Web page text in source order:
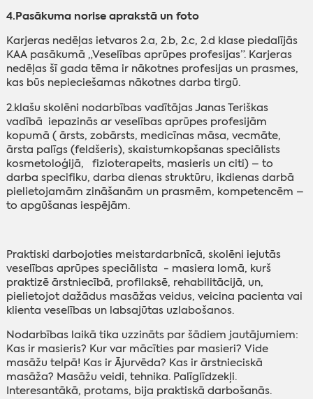
4.Pasākuma norise aprakstā un foto
Karjeras nedēļas ietvaros 2.a, 2.b, 2.c, 2.d klase piedalījās
KAA pasākumā „Veselības aprūpes profesijas”. Karjeras
nedēļas šī gada tēma ir nākotnes profesijas un prasmes,
kas būs nepieciešamas nākotnes darba tirgū.
2.klašu skolēni nodarbības vadītājas Janas Teriškas
vadībā iepazinās ar veselības aprūpes profesijām
kopumā ( ārsts, zobārsts, medicīnas māsa, vecmāte,
ārsta palīgs (feldšeris), skaistumkopšanas speciālists
kosmetoloģijā, fizioterapeits, masieris un citi) – to
darba specifiku, darba dienas struktūru, ikdienas darbā
pielietojamām zināšanām un prasmēm, kompetencēm –
to apgūšanas iespējām.
Praktiski darbojoties meistardarbnīcā, skolēni iejutās
veselības aprūpes speciālista - masiera lomā, kurš
praktizē ārstniecībā, profilaksē, rehabilitācijā, un,
pielietojot dažādus masāžas veidus, veicina pacienta vai
klienta veselības un labsajūtas uzlabošanos.
Nodarbības laikā tika uzzināts par šādiem jautājumiem:
Kas ir masieris? Kur var mācīties par masieri? Vide
masāžu telpā! Kas ir Ājurvēda? Kas ir ārstnieciskā
masāža? Masāžu veidi, tehnika. Palīglīdzekļi.
Interesantākā, protams, bija praktiskā darbošanās.